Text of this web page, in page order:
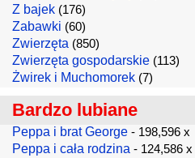
Z bajek (176)
Zabawki (60)
Zwierzęta (850)
Zwierzęta gospodarskie (113)
Żwirek i Muchomorek (7)
Bardzo lubiane
Peppa i brat George - 198,596 x
Peppa i cała rodzina - 124,586 x